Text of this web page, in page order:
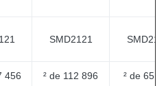
SMD2121
456
² de 112 896
² de 65